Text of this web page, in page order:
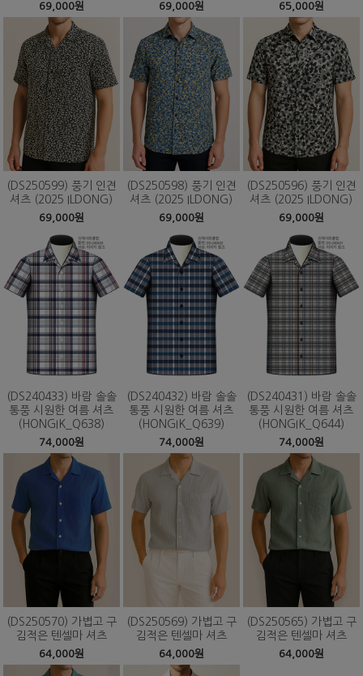
69,000원 69,000원 65,000원
(DS250599) 풍기 인견
셔츠 (2025 ILDONG)
69,000원
(DS250598) 풍기 인견
셔츠 (2025 ILDONG)
69,000원
(DS250596) 풍기 인견
셔츠 (2025 ILDONG)
69,000원
(DS240433) 바람 솔솔
통풍 시원한 여름 셔츠
(HONGIK_Q638)
74,000원
(DS240432) 바람 솔솔
통풍 시원한 여름 셔츠
(HONGIK_Q639)
74,000원
(DS240431) 바람 솔솔
통풍 시원한 여름 셔츠
(HONGIK_Q644)
74,000원
(DS250570) 가볍고 구
김적은 텐셀마 셔츠
64,000원
(DS250569) 가볍고 구
김적은 텐셀마 셔츠
64,000원
(DS250565) 가볍고 구
김적은 텐셀마 셔츠
64,000원